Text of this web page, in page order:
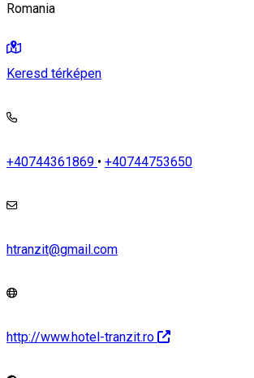
Romania
Keresd térképen
+40744361869 • +40744753650
htranzit@gmail.com
http://www.hotel-tranzit.ro